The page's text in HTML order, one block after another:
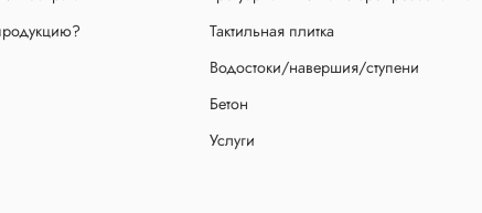
Тактильная плитка
Водостоки/навершия/ступени
Бетон
Услуги